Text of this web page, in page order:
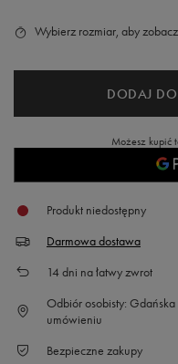
Wybierz rozmiar, aby
DODAJ
Możesz kupić
Produkt niedostępny
Darmowa dostawa
14dni na łatwy zwrot
Odbiór osobisty:
umówieniu
Bezpieczne zakupy